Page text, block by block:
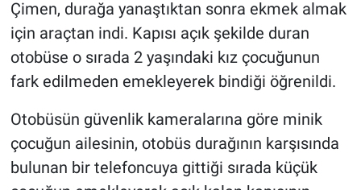
Çimen, durağa yanaştıktan sonra ekmek almak
için araçtan indi. Kapısı açık şekilde duran
otobüse o sırada 2 yaşındaki kız çocuğunun
fark edilmeden emekleyerek bindiği öğrenildi.
Otobüsün güvenlik kameralarına göre minik
çocuğun ailesinin, otobüs durağının karşısında
bulunan bir telefoncuya gittiği sırada küçük